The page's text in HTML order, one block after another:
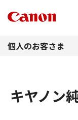
個人のお客さま
キヤノン